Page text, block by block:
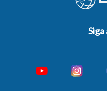
Siga